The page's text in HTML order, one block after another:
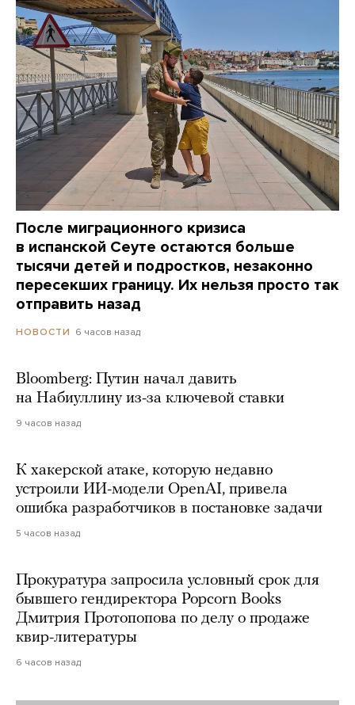
После миграционного кризиса
в испанской Сеуте остаются больше
тысячи детей и подростков, незаконно
пересекших границу. Их нельзя просто так
отправить назад
НОВОСТИ 6 часов назад
Bloomberg: Путин начал давить
на Набиуллину из-за ключевой ставки
9 часов назад
К хакерской атаке, которую недавно
устроили ИИ-модели OpenAI, привела
ошибка разработчиков в постановке задачи
5 часов назад
Прокуратура запросила условный срок для
бывшего гендиректора Popcorn Books
Дмитрия Протопопова по делу о продаже
квир-литературы
6 часов назад